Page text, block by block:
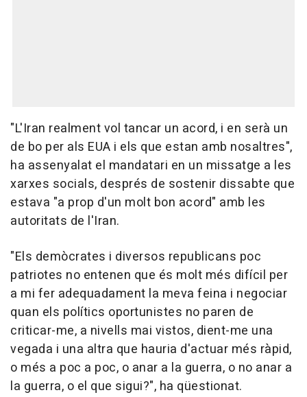
"L'Iran realment vol tancar un acord, i en serà un
de bo per als EUA i els que estan amb nosaltres",
ha assenyalat el mandatari en un missatge a les
xarxes socials, després de sostenir dissabte que
estava "a prop d'un molt bon acord" amb les
autoritats de l'Iran.
"Els demòcrates i diversos republicans poc
patriotes no entenen que és molt més difícil per
a mi fer adequadament la meva feina i negociar
quan els polítics oportunistes no paren de
criticar-me, a nivells mai vistos, dient-me una
vegada i una altra que hauria d'actuar més ràpid,
o més a poc a poc, o anar a la guerra, o no anar a
la guerra, o el que sigui?", ha qüestionat.